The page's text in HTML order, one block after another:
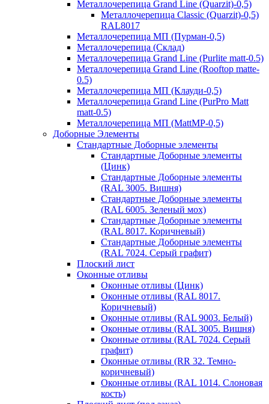
Металлочерепица Grand Line (Quarzit)-0,5)
Металлочерепица Classic (Quarzit)-0,5)
RAL8017
Металлочерепица МП (Пурман-0,5)
Металлочерепица (Склад)
Металлочерепица Grand Line (Purlite matt-0.5)
Металлочерепица Grand Line (Rooftop matte-
0.5)
Металлочерепица МП (Клауди-0,5)
Металлочерепица Grand Line (PurPro Matt
matt-0.5)
Металлочерепица МП (MattMP-0,5)
Доборные Элементы
Стандартные Доборные элементы
Стандартные Доборные элементы
(Цинк)
Стандартные Доборные элементы
(RAL 3005. Вишня)
Стандартные Доборные элементы
(RAL 6005. Зеленый мох)
Стандартные Доборные элементы
(RAL 8017. Коричневый)
Стандартные Доборные элементы
(RAL 7024. Серый графит)
Плоский лист
Оконные отливы
Оконные отливы (Цинк)
Оконные отливы (RAL 8017.
Коричневый)
Оконные отливы (RAL 9003. Белый)
Оконные отливы (RAL 3005. Вишня)
Оконные отливы (RAL 7024. Серый
графит)
Оконные отливы (RR 32. Темно-
коричневый)
Оконные отливы (RAL 1014. Слоновая
кость)